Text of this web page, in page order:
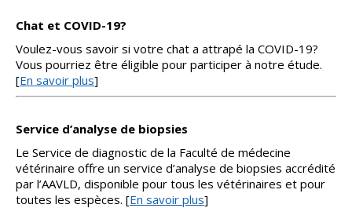
Chat et COVID-19?
Voulez-vous savoir si votre chat a attrapé la COVID-19?
Vous pourriez être éligible pour participer à notre étude.
[En savoir plus]
Service d’analyse de biopsies
Le Service de diagnostic de la Faculté de médecine
vétérinaire offre un service d’analyse de biopsies accrédité
par l’AAVLD, disponible pour tous les vétérinaires et pour
toutes les espèces. [En savoir plus]